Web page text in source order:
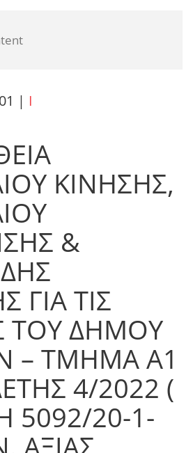
| I
ΚΙΝΗΣΗΣ,
&
ΓΙΑ ΤΙΣ
ΤΟΥ ΔΗΜΟΥ
– ΤΜΗΜΑ Α1
4/2022 (
5092/20-1-